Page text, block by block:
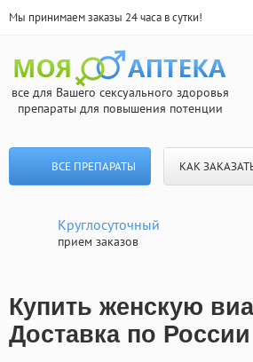
Мы принимаем заказы 24 часа в сутки!
все для Вашего сексуального здоровья
препараты для повышения потенции
ВСЕ ПРЕПАРАТЫ КАК
Круглосуточный
прием заказов
Купить женскую
Доставка по России